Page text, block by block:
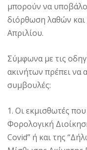
μπορούν να
διόρθωση λαθών και
Απριλίου.
Σύμφωνα με τις
ακινήτων πρέπει να
συμβουλές:
1. Οι εκμισθωτές
Φορολογική
Covid” ή και της